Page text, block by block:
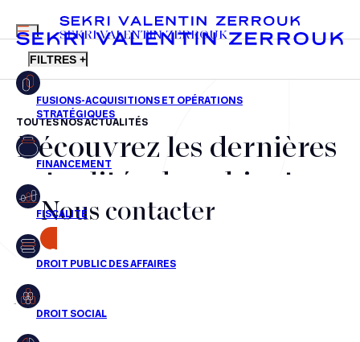
FR EN
MENU
SEKRI VALENTIN ZERROUK
FILTRES +
Fusions-acquisitions et opérations stratégiques
Financement
Fiscalité
Droit public des affaires
Droit social
TOUTES NOS ACTUALITÉS
Découvrez les dernières
actualités du cabinet,
nos récompenses et nos
transactions, jour après
jour
Nous contacter